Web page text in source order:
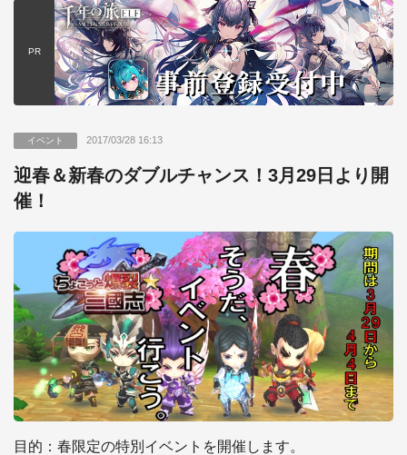
PR
イベント 2017/03/28 16:13
迎春＆新春のダブルチャンス！3月29日より開
催！
目的：春限定の特別イベントを開催します。